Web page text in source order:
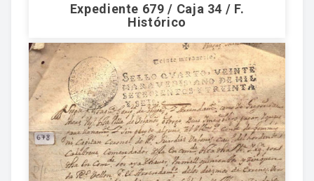
Expediente 679 / Caja 34 / F.
Histórico